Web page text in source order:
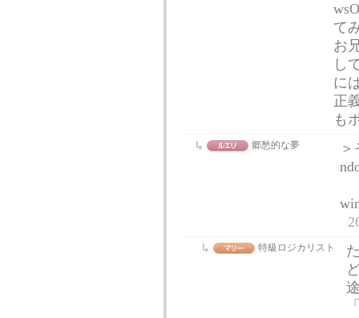
て
お
し
に
正
も
郷愁的な夢
特級ロジカリスト